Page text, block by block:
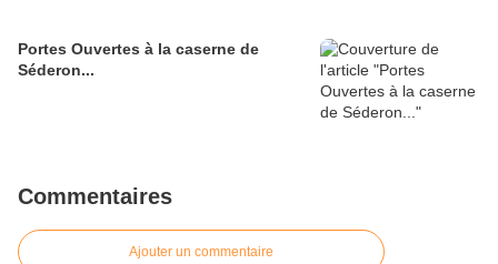
Portes Ouvertes à la caserne de
Séderon...
Commentaires
Ajouter un commentaire